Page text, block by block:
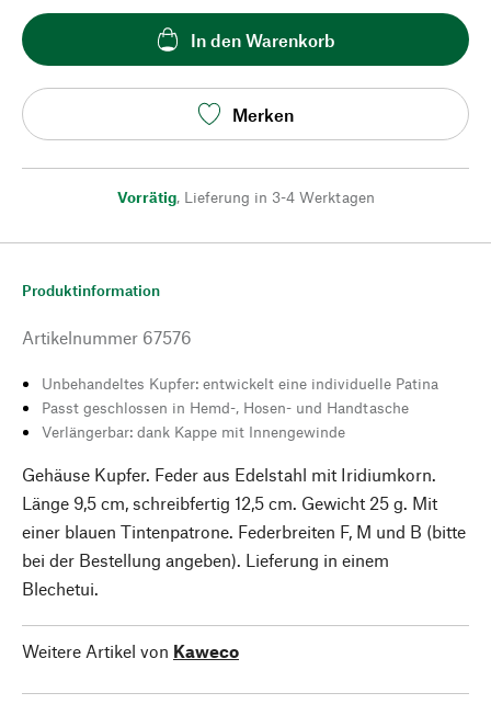
In den Warenkorb
Merken
Vorrätig, Lieferung in 3-4 Werktagen
Produktinformation
Artikelnummer 67576
Unbehandeltes Kupfer: entwickelt eine individuelle Patina
Passt geschlossen in Hemd-, Hosen- und Handtasche
Verlängerbar: dank Kappe mit Innengewinde
Gehäuse Kupfer. Feder aus Edelstahl mit Iridiumkorn.
Länge 9,5 cm, schreibfertig 12,5 cm. Gewicht 25 g. Mit
einer blauen Tintenpatrone. Federbreiten F, M und B (bitte
bei der Bestellung angeben). Lieferung in einem
Blechetui.
Weitere Artikel von Kaweco